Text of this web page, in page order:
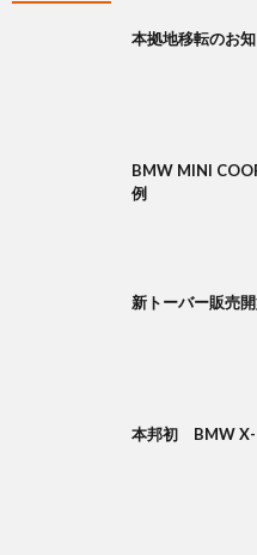
本拠地移転のお
BMW MINI
例
新トーバー販売
本邦初 BMW X-